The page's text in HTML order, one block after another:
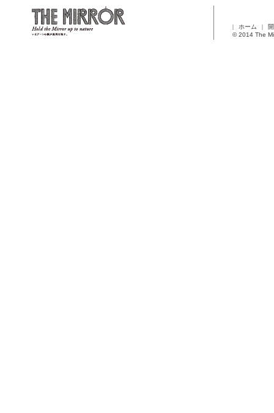
ホーム
© 2014 The